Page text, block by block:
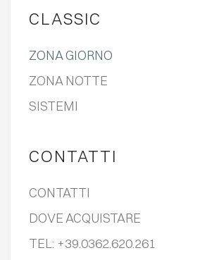
CLASSIC
ZONA GIORNO
ZONA NOTTE
SISTEMI
CONTATTI
CONTATTI
DOVE ACQUISTARE
TEL: +39.0362.620.261